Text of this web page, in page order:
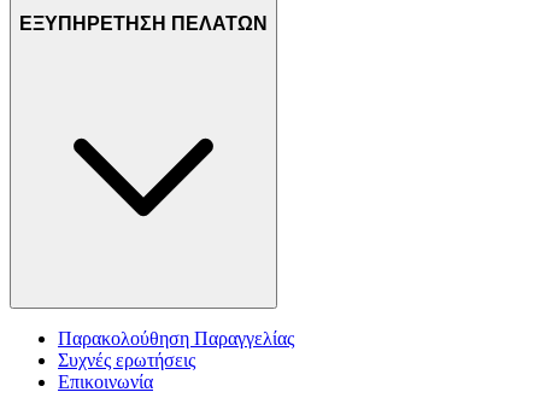
ΕΞΥΠΗΡΕΤΗΣΗ ΠΕΛΑΤΩΝ
Παρακολούθηση Παραγγελίας
Συχνές ερωτήσεις
Επικοινωνία